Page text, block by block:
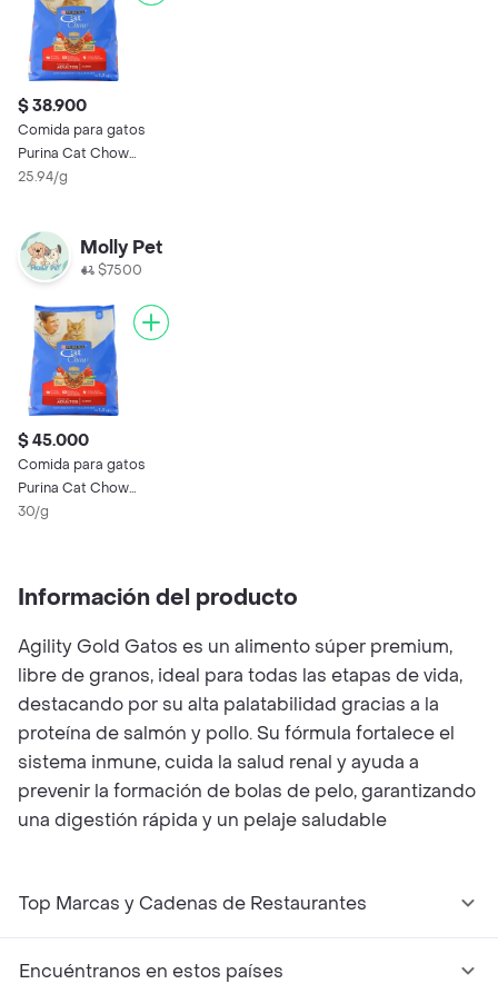
$ 38.900
Comida para gatos
Purina Cat Chow
adulto carne x 1,5kg
25.94/g
Molly Pet
$7500
$ 45.000
Comida para gatos
Purina Cat Chow
adulto carne x 1,5kg
30/g
Información del producto
Agility Gold Gatos es un alimento súper premium,
libre de granos, ideal para todas las etapas de vida,
destacando por su alta palatabilidad gracias a la
proteína de salmón y pollo. Su fórmula fortalece el
sistema inmune, cuida la salud renal y ayuda a
prevenir la formación de bolas de pelo, garantizando
una digestión rápida y un pelaje saludable
Top Marcas y Cadenas de Restaurantes
Encuéntranos en estos países